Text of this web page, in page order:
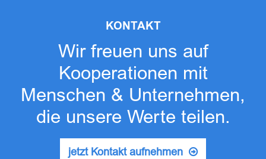
KONTAKT
Wir freuen uns auf
Kooperationen mit
Menschen & Unternehmen,
die unsere Werte teilen.
jetzt Kontakt aufnehmen